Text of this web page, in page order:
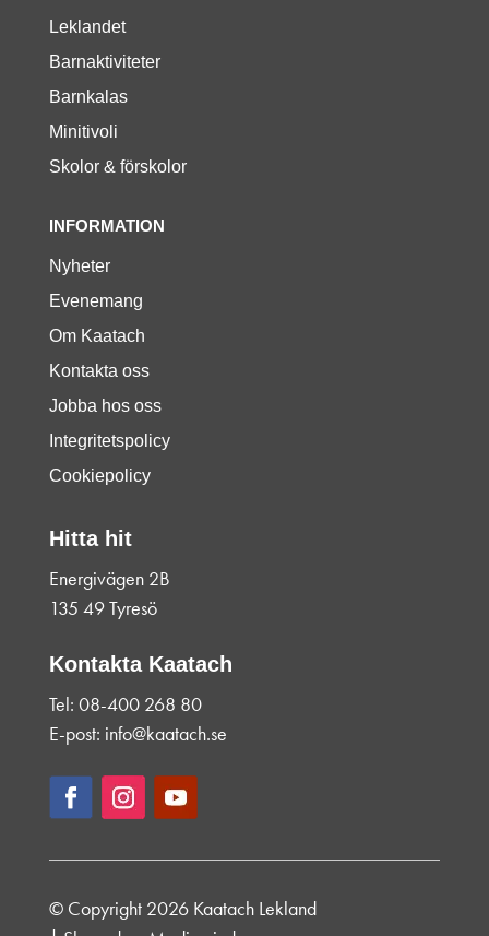
Leklandet
Barnaktiviteter
Barnkalas
Minitivoli
Skolor & förskolor
INFORMATION
Nyheter
Evenemang
Om Kaatach
Kontakta oss
Jobba hos oss
Integritetspolicy
Cookiepolicy
Hitta hit
Energivägen 2B
135 49 Tyresö
Kontakta Kaatach
Tel: 08-400 268 80
E-post: info@kaatach.se
© Copyright 2026 Kaatach Lekland